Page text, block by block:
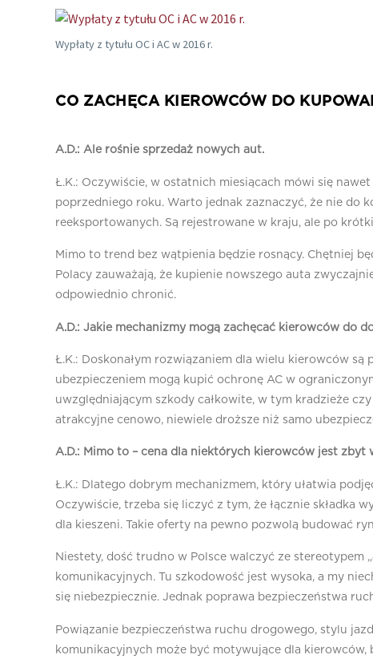
Wypłaty z tytułu OC i AC w 2016 r.
CO ZACHĘCA KIEROWCÓW DO
A.D.: Ale rośnie sprzedaż nowych aut.
Ł.K.: Oczywiście, w ostatnich miesiącach mówi się
poprzedniego roku. Warto jednak zaznaczyć, że nie do
reeksportowanych. Są rejestrowane w kraju, ale po
Mimo to trend bez wątpienia będzie rosnący. Chętniej
Polacy zauważają, że kupienie nowszego auta
odpowiednio chronić.
A.D.: Jakie mechanizmy mogą zachęcać kierowców do
Ł.K.: Doskonałym rozwiązaniem dla wielu kierowców
ubezpieczeniem mogą kupić ochronę AC w
uwzględniającym szkody całkowite, w tym kradzieże
atrakcyjne cenowo, niewiele droższe niż samo
A.D.: Mimo to – cena dla niektórych kierowców jest zbyt
Ł.K.: Dlatego dobrym mechanizmem, który ułatwia
Oczywiście, trzeba się liczyć z tym, że łącznie składka
dla kieszeni. Takie oferty na pewno pozwolą budować
Niestety, dość trudno w Polsce walczyć ze stereotypem
komunikacyjnych. Tu szkodowość jest wysoka, a my
się niebezpiecznie. Jednak poprawa bezpieczeństwa
Powiązanie bezpieczeństwa ruchu drogowego, stylu
komunikacyjnych może być motywujące dla